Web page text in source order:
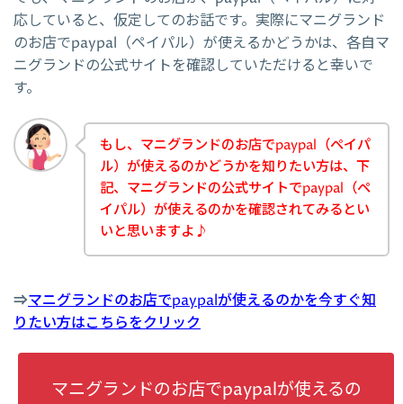
応していると、仮定してのお話です。実際にマニグランド
のお店でpaypal（ペイパル）が使えるかどうかは、各自マ
ニグランドの公式サイトを確認していただけると幸いで
す。
もし、マニグランドのお店でpaypal（ペイパ
ル）が使えるのかどうかを知りたい方は、下
記、マニグランドの公式サイトでpaypal（ペ
イパル）が使えるのかを確認されてみるとい
いと思いますよ♪
⇒マニグランドのお店でpaypalが使えるのかを今すぐ知
りたい方はこちらをクリック
マニグランドのお店でpaypalが使えるの